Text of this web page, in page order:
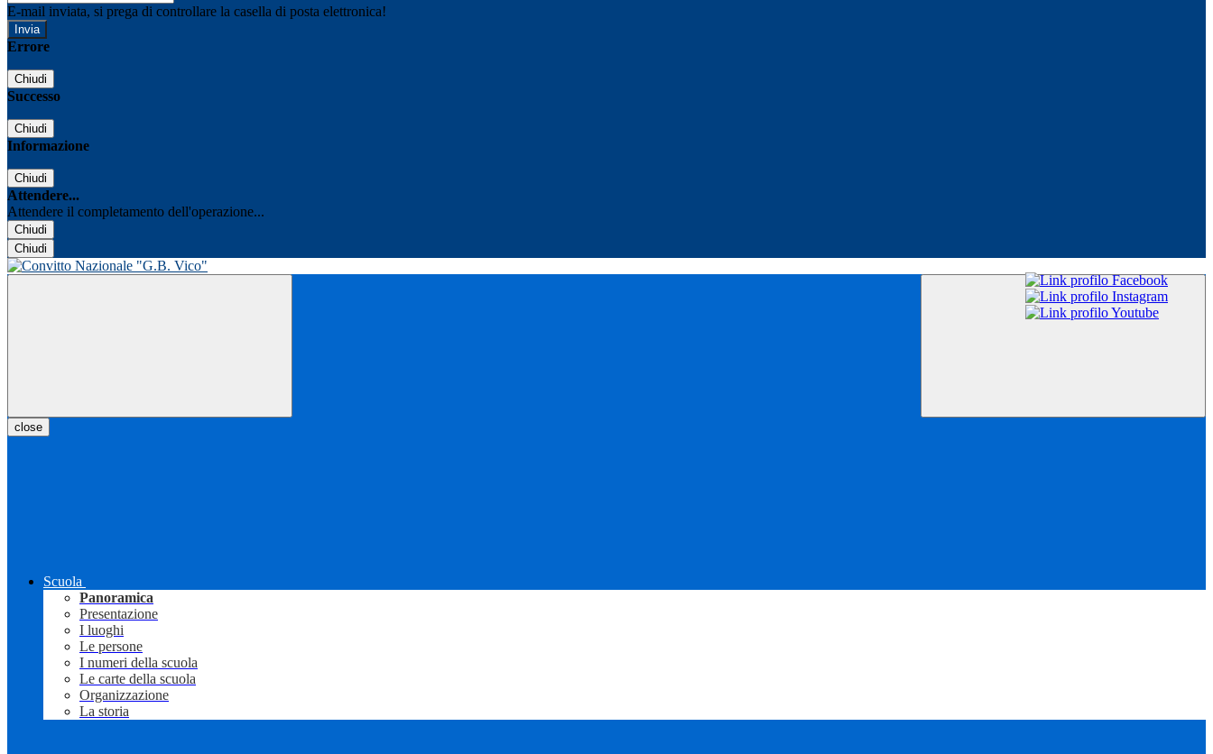
E-mail inviata, si prega di controllare la casella di posta elettronica!
Errore
Chiudi
Successo
Chiudi
Informazione
Chiudi
Attendere...
Attendere il completamento dell'operazione...
Chiudi
Chiudi
close
Scuola
Panoramica
Presentazione
I luoghi
Le persone
I numeri della scuola
Le carte della scuola
Organizzazione
La storia